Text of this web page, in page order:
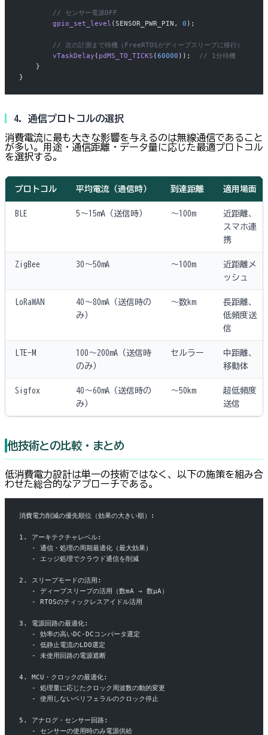
        // センサー電源OFF
        gpio_set_level
(SENSOR_PWR_PIN, 0 );
        // 次の計測まで待機（FreeRTOSがディープスリープに移行）
        vTaskDelay
( pdMS_TO_TICKS (60000 ));
  // 1分待機
    }
}
4. 通信プロトコルの選択
消費電流に最も大きな影響を与えるのは無線通信であること
が多い。用途・通信距離・データ量に応じた最適プロトコル
を選択する。
プロトコル 平均電流（通信時） 到達距離 適用場面
BLE 5〜15mA（送信時） 〜100m
近距離、
スマホ連
携
ZigBee 30〜50mA 〜100m
近距離メ
ッシュ
LoRaWAN
40〜80mA（送信時の
み）
〜数km
長距離、
低頻度送
信
LTE-M
100〜200mA（送信時
のみ）
セルラー
中距離、
移動体
Sigfox
40〜60mA（送信時の
み）
〜50km
超低頻度
送信
他技術との比較・まとめ
低消費電力設計は単一の技術ではなく、以下の施策を組み合
わせた総合的なアプローチである。
消費電力削減の優先順位（効果の大きい順）:
1. アーキテクチャレベル:
   - 通信・処理の周期最適化（最大効果）
   - エッジ処理でクラウド通信を削減
2. スリープモードの活用:
   - ディープスリープの活用（数mA → 数µA）
   - RTOSのティックレスアイドル活用
3. 電源回路の最適化:
   - 効率の高いDC-DCコンバータ選定
   - 低静止電流のLDO選定
   - 未使用回路の電源遮断
4. MCU・クロックの最適化:
   - 処理量に応じたクロック周波数の動的変更
   - 使用しないペリフェラルのクロック停止
5. アナログ・センサー回路:
   - センサーの使用時のみ電源供給